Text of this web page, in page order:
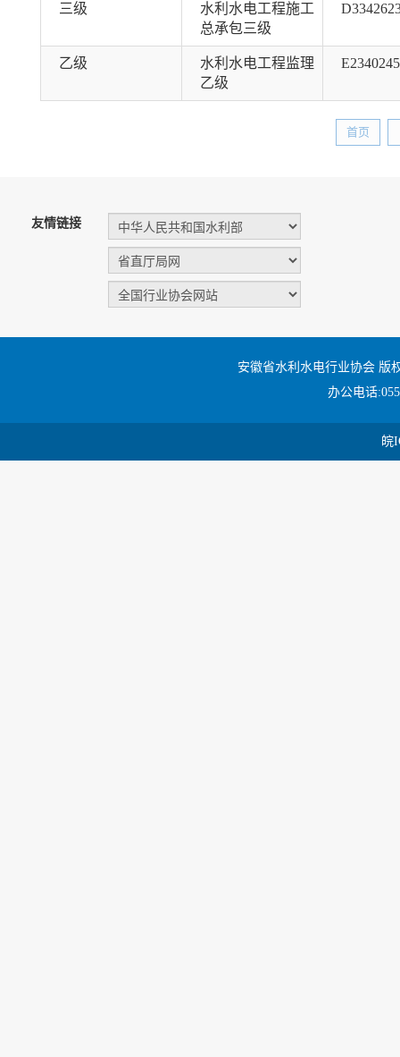
三级
水利水电工程施工
总承包三级
乙级
水利水电工程监理
乙级
首页
友情链接
安徽省水利水电行业协会 版
办公电话
皖